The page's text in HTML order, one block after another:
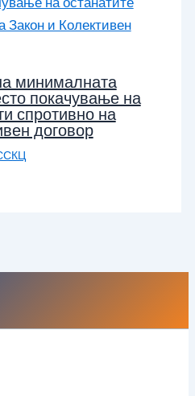
минималната
покачување на
спротивно на
договор